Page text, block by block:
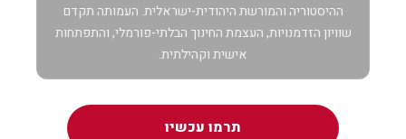
ההיסטוריה והמורשת היהודית-ישראלית. העמותה תקדם
שוויון הזדמנויות, העצמת החינוך הבלתי-פורמלי, והתפתחות
אישית וקהילתית.
תרמו עכשיו